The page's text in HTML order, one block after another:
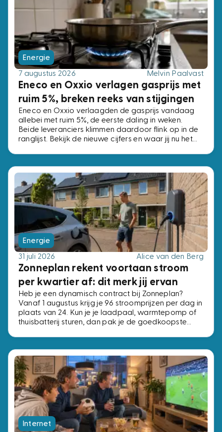
Energie
7 augustus 2026
Melvin Paalvast
Eneco en Oxxio verlagen gasprijs met
ruim 5%, breken reeks van stijgingen
Eneco en Oxxio verlaagden de gasprijs vandaag
allebei met ruim 5%, de eerste daling in weken.
Beide leveranciers klimmen daardoor flink op in de
ranglijst. Bekijk de nieuwe cijfers en waar jij nu het
Energie
31 juli 2026
Alice van den Berg
Zonneplan rekent voortaan stroom
per kwartier af: dit merk jij ervan
Heb je een dynamisch contract bij Zonneplan?
Vanaf 1 augustus krijg je 96 stroomprijzen per dag in
plaats van 24. Kun je je laadpaal, warmtepomp of
thuisbatterij sturen, dan pak je de goedkoopste
Internet